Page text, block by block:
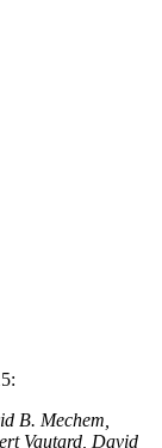
B. Mechem,
Vautard, David